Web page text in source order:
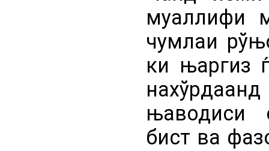
муаллифи
чумлаи
ки њаргиз
њаводиси
бист ва